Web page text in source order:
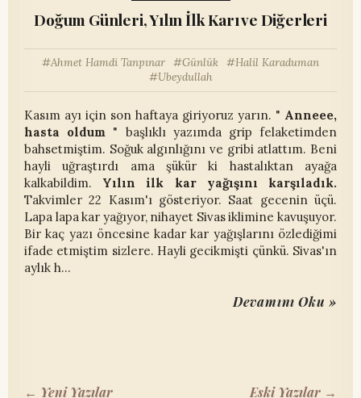
Doğum Günleri, Yılın İlk Karı ve Diğerleri
Ahmet Hamdi Tanpınar Günlük
Halil Karaduman
Ubeydullah
Kasım ayı için son haftaya giriyoruz yarın. " Anneee,
hasta oldum " başlıklı yazımda grip felaketimden
bahsetmiştim. Soğuk algınlığını ve gribi atlattım. Beni
hayli uğraştırdı ama şükür ki hastalıktan ayağa
kalkabildim. Yılın ilk kar yağışını karşıladık.
Takvimler 22 Kasım'ı gösteriyor. Saat gecenin üçü.
Lapa lapa kar yağıyor, nihayet Sivas iklimine kavuşuyor.
Bir kaç yazı öncesine kadar kar yağışlarını özlediğimi
ifade etmiştim sizlere. Hayli gecikmişti çünkü. Sivas'ın
aylık h…
Devamını Oku »
← Yeni Yazılar Eski Yazılar →